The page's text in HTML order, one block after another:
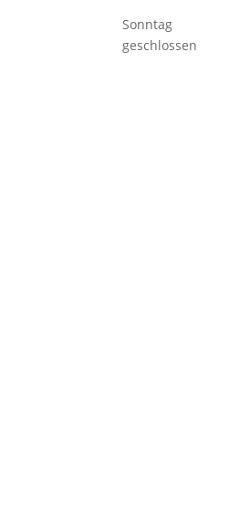
Sonntag
geschlossen